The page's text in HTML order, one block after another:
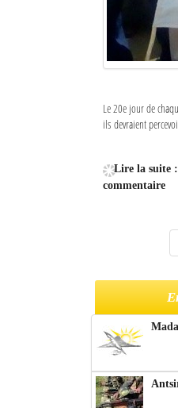
Le 20e jour de
ils devraient
Lire la suite
commentaire